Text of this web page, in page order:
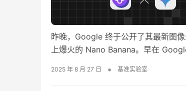
昨晚，Google 终于公开了其最新
上爆火的 Nano Banana。早在
2025 年 8 月 27 日 • 基准实验室